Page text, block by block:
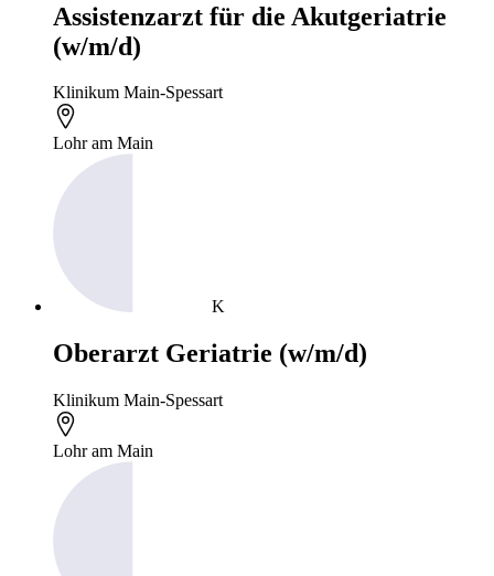
Assistenzarzt für die Akutgeriatrie
(w/m/d)
Klinikum Main-Spessart
Lohr am Main
K
Oberarzt Geriatrie (w/m/d)
Klinikum Main-Spessart
Lohr am Main